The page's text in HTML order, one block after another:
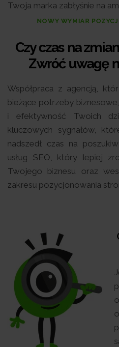
Twoja marka zabłyśnie na
NOWY WYMIAR
Czy czas na
Zwróć uwagę
Współpraca z agencją,
bieżące potrzeby
i efektywność Twoich
kluczowych sygnałów,
nadszedł czas na
usług SEO, który lepiej
Twojego biznesu oraz
zakresu pozycjonowania